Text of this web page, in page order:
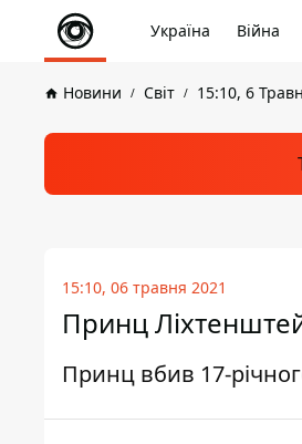
Україна Війна
Новини Світ 15:10, 6
15:10, 06 травня 2021
Принц
Принц вбив 17-